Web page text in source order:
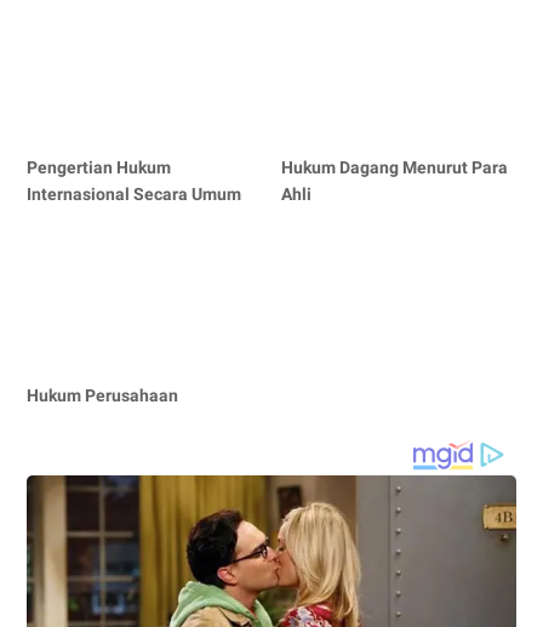
Pengertian Hukum
Internasional Secara Umum
Hukum Dagang Menurut Para
Ahli
Hukum Perusahaan